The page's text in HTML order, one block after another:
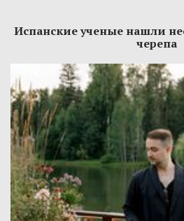
Испанские ученые нашли
черепа